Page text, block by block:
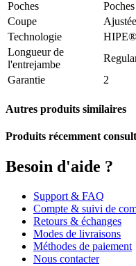
Poches
Coupe
Ajustée
Technologie
HIPE®
Longueur de
l'entrejambe
Garantie
2
Autres produits similaires
Produits récemment
Besoin d'aide ?
Support & FAQ
Compte & suivi de
Retours & échanges
Modes de livraisons
Méthodes de paiement
Nous contacter